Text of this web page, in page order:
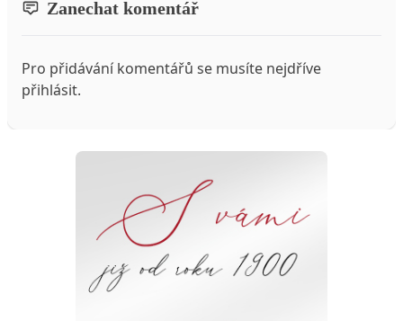
Zanechat komentář
Pro přidávání komentářů se musíte nejdříve
přihlásit.